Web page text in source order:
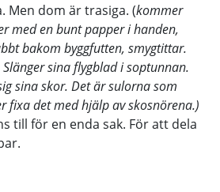
Men dom är trasiga. (kommer
med en bunt papper i handen,
bakom byggfutten, smygtittar.
sina flygblad i soptunnan.
sina skor. Det är sulorna som
fixa det med hjälp av skosnörena.)
till för en enda sak. För att dela